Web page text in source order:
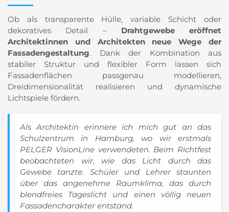
Ob als transparente Hülle, variable Schicht oder
dekoratives Detail – Drahtgewebe eröffnet
Architektinnen und Architekten neue Wege der
Fassadengestaltung. Dank der Kombination aus
stabiler Struktur und flexibler Form lassen sich
Fassadenflächen passgenau modellieren,
Dreidimensionalität realisieren und dynamische
Lichtspiele fördern.
Als Architektin erinnere ich mich gut an das
Schulzentrum in Hamburg, wo wir erstmals
PELGER VisionLine verwendeten. Beim Richtfest
beobachteten wir, wie das Licht durch das
Gewebe tanzte. Schüler und Lehrer staunten
über das angenehme Raumklima, das durch
blendfreies Tageslicht und einen völlig neuen
Fassadencharakter entstand.